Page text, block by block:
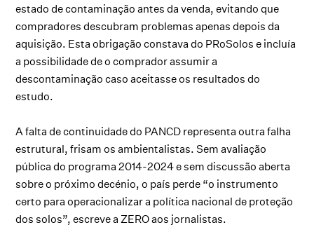
estado de contaminação antes da venda, evitando que
compradores descubram problemas apenas depois da
aquisição. Esta obrigação constava do PRoSolos e incluía
a possibilidade de o comprador assumir a
descontaminação caso aceitasse os resultados do
estudo.
A falta de continuidade do PANCD representa outra falha
estrutural, frisam os ambientalistas. Sem avaliação
pública do programa 2014-2024 e sem discussão aberta
sobre o próximo decénio, o país perde “o instrumento
certo para operacionalizar a política nacional de proteção
dos solos”, escreve a ZERO aos jornalistas.